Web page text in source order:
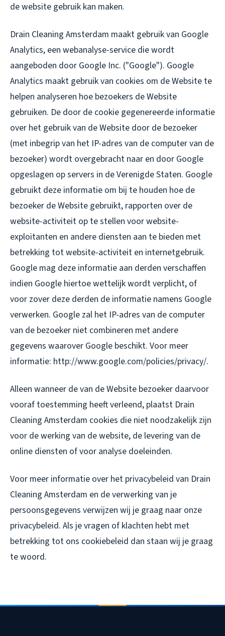
de website gebruik kan maken.
Drain Cleaning Amsterdam maakt gebruik van Google
Analytics, een webanalyse-service die wordt
aangeboden door Google Inc. ("Google"). Google
Analytics maakt gebruik van cookies om de Website te
helpen analyseren hoe bezoekers de Website
gebruiken. De door de cookie gegenereerde informatie
over het gebruik van de Website door de bezoeker
(met inbegrip van het IP-adres van de computer van de
bezoeker) wordt overgebracht naar en door Google
opgeslagen op servers in de Verenigde Staten. Google
gebruikt deze informatie om bij te houden hoe de
bezoeker de Website gebruikt, rapporten over de
website-activiteit op te stellen voor website-
exploitanten en andere diensten aan te bieden met
betrekking tot website-activiteit en internetgebruik.
Google mag deze informatie aan derden verschaffen
indien Google hiertoe wettelijk wordt verplicht, of
voor zover deze derden de informatie namens Google
verwerken. Google zal het IP-adres van de computer
van de bezoeker niet combineren met andere
gegevens waarover Google beschikt. Voor meer
informatie: http://www.google.com/policies/privacy/.
Alleen wanneer de van de Website bezoeker daarvoor
vooraf toestemming heeft verleend, plaatst Drain
Cleaning Amsterdam cookies die niet noodzakelijk zijn
voor de werking van de website, de levering van de
online diensten of voor analyse doeleinden.
Voor meer informatie over het privacybeleid van Drain
Cleaning Amsterdam en de verwerking van je
persoonsgegevens verwijzen wij je graag naar onze
privacybeleid. Als je vragen of klachten hebt met
betrekking tot ons cookiebeleid dan staan wij je graag
te woord.